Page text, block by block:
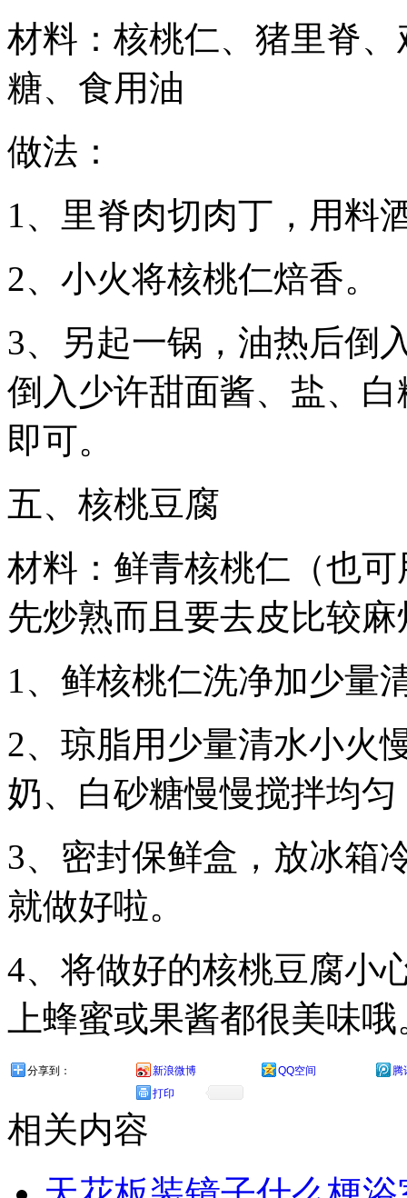
材料：核桃仁、猪里脊
糖、食用油
做法：
1、里脊肉切肉丁，用料
2、小火将核桃仁焙香。
3、另起一锅，油热后倒
倒入少许甜面酱、盐、
即可。
五、核桃豆腐
材料：鲜青核桃仁（也
先炒熟而且要去皮比较
1、鲜核桃仁洗净加少量
2、琼脂用少量清水小火
奶、白砂糖慢慢搅拌均
3、密封保鲜盒，放冰箱
就做好啦。
4、将做好的核桃豆腐小
上蜂蜜或果酱都很美味哦
分享到： 新浪微博 QQ空间
腾
打印
相关内容